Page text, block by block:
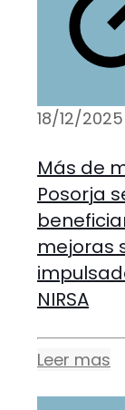
18/12/2025
Más de
Posorja
mejoras
NIRSA
Leer mas